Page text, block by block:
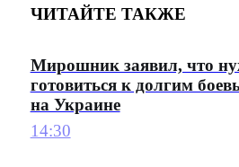
ЧИТАЙТЕ ТАКЖЕ
Мирошник заявил, что
готовиться к долгим
на Украине
14:30